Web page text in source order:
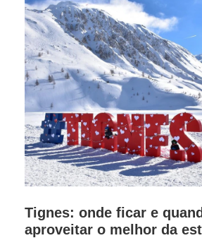
Tignes: onde ficar e
aproveitar o melhor da